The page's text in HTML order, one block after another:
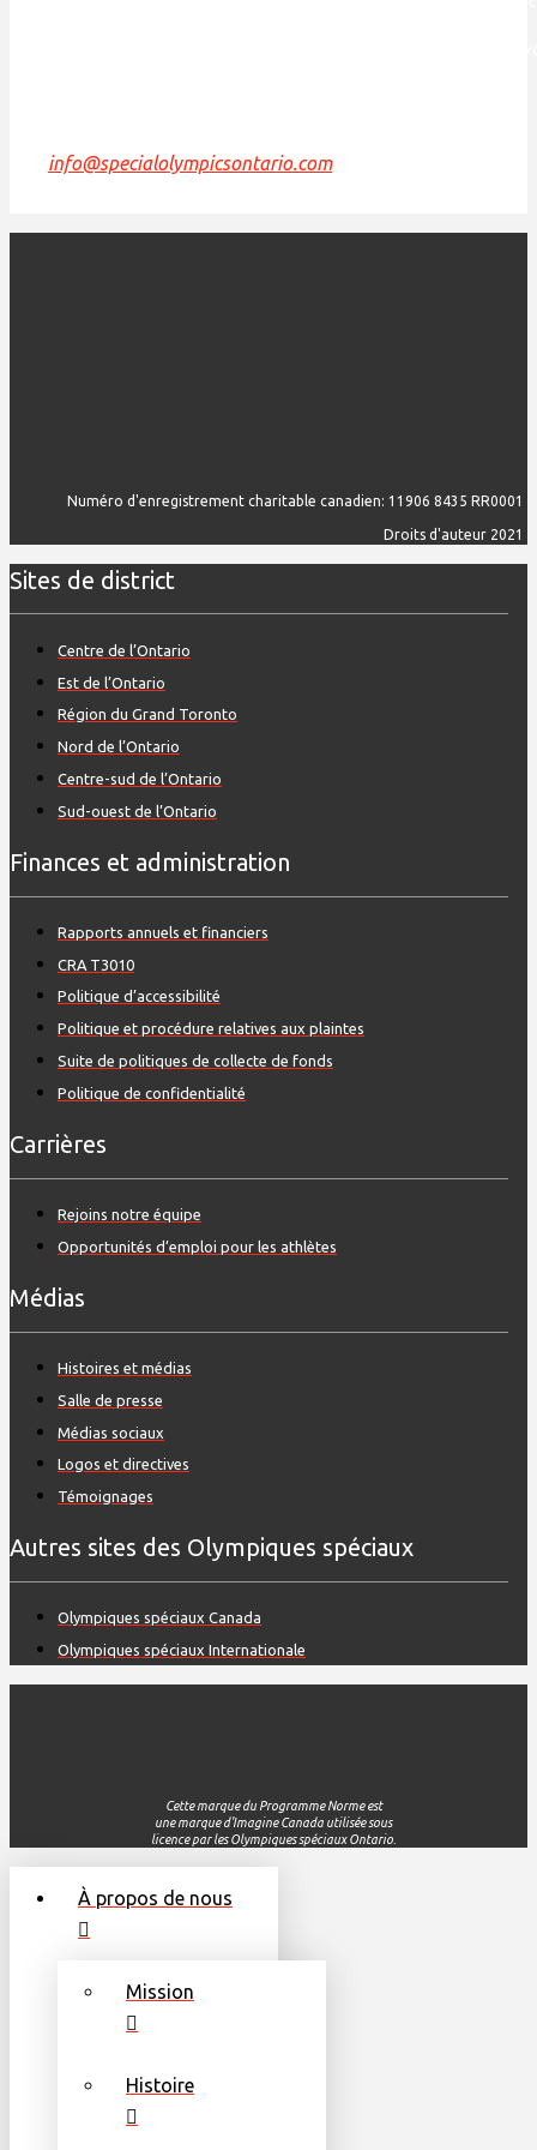
info@specialolympicsontario.com.
Numéro d'enregistrement charitable canadien: 11906 8435 RR0001
Droits d'auteur 2021
Sites de district
Centre de l’Ontario
Est de l’Ontario
Région du Grand Toronto
Nord de l’Ontario
Centre-sud de l’Ontario
Sud-ouest de l’Ontario
Finances et administration
Rapports annuels et financiers
CRA T3010
Politique d’accessibilité
Politique et procédure relatives aux plaintes
Suite de politiques de collecte de fonds
Politique de confidentialité
Carrières
Rejoins notre équipe
Opportunités d’emploi pour les athlètes
Médias
Histoires et médias
Salle de presse
Médias sociaux
Logos et directives
Témoignages
Autres sites des Olympiques spéciaux
Olympiques spéciaux Canada
Olympiques spéciaux Internationale
Cette marque du Programme Norme est
une marque d'Imagine Canada utiliséesous
licence par les Olympiquesspéciaux Ontario.
À propos de nous
Mission
Histoire